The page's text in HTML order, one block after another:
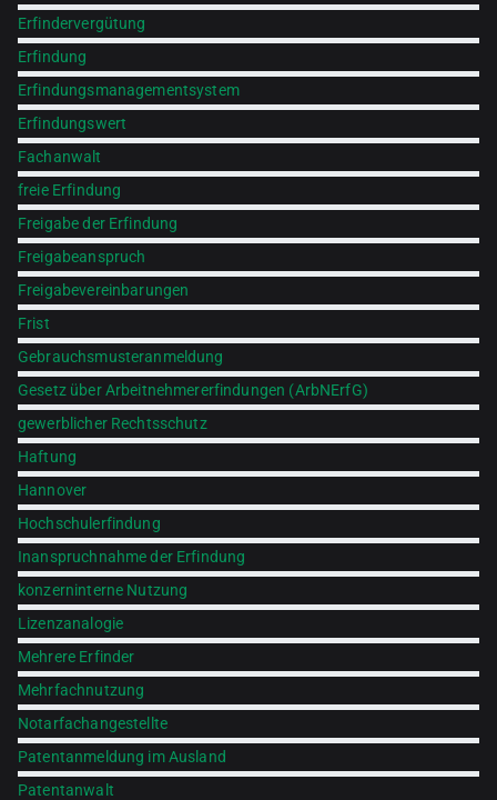
Erfindervergütung
Erfindung
Erfindungsmanagementsystem
Erfindungswert
Fachanwalt
freie Erfindung
Freigabe der Erfindung
Freigabeanspruch
Freigabevereinbarungen
Frist
Gebrauchsmusteranmeldung
Gesetz über Arbeitnehmererfindungen (ArbNErfG)
gewerblicher Rechtsschutz
Haftung
Hannover
Hochschulerfindung
Inanspruchnahme der Erfindung
konzerninterne Nutzung
Lizenzanalogie
Mehrere Erfinder
Mehrfachnutzung
Notarfachangestellte
Patentanmeldung im Ausland
Patentanwalt